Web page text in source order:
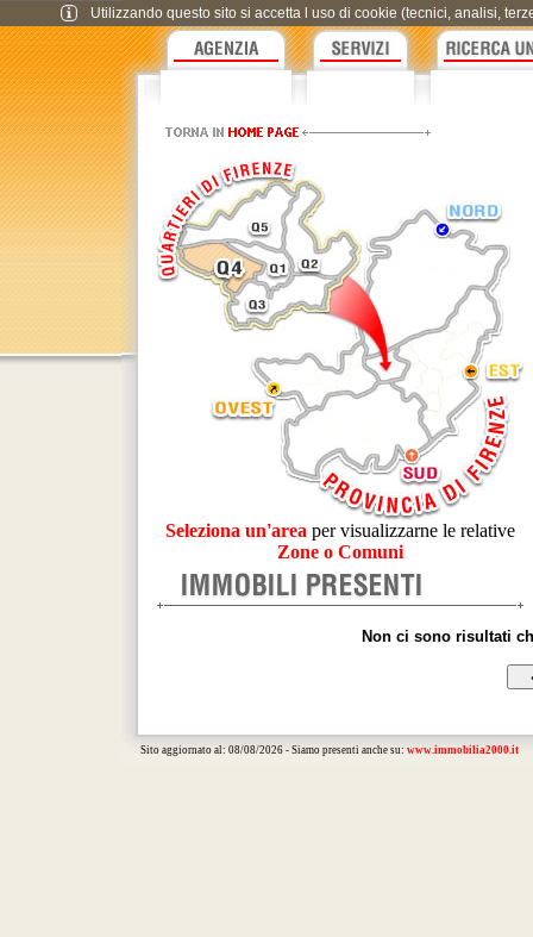
Seleziona un'area per visualizzarne le relative
Zone o Comuni
Non ci sono risultati
Sito aggiornato al: 08/08/2026 - Siamo presenti anche su: www.immobilia2000.it
Utilizzando questo sito si accetta l uso di cookie (tecnici, analisi,